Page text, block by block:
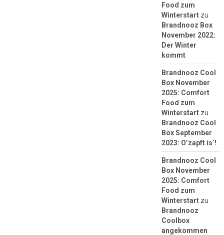
Food zum
Winterstartzu
Brandnooz Box
November 2022:
Der Winter
kommt
Brandnooz Cool
Box November
2025: Comfort
Food zum
Winterstartzu
Brandnooz Cool
Box September
2023: O’zapft is‘!
Brandnooz Cool
Box November
2025: Comfort
Food zum
Winterstartzu
Brandnooz
Coolbox
angekommen